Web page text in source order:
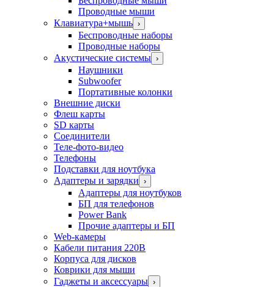
Проводные мыши
Клавиатура+мышь ›
Беспроводные наборы
Проводные наборы
Акустические системы ›
Наушники
Subwoofer
Портативные колонки
Внешние диски
Флеш карты
SD карты
Соединители
Теле-фото-видео
Телефоны
Подставки для ноутбука
Адаптеры и зарядки ›
Адаптеры для ноутбуков
БП для телефонов
Power Bank
Прочие адаптеры и БП
Web-камеры
Кабели питания 220В
Корпуса для дисков
Коврики для мыши
Гаджеты и аксессуары ›